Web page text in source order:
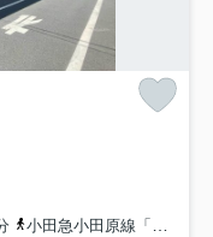
小田急小田原線「代々木上原」駅 徒歩13分